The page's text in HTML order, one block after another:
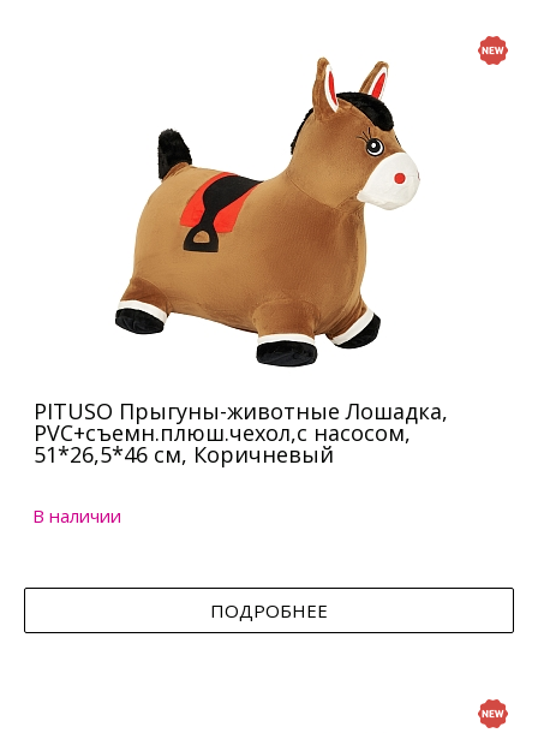
PITUSO Прыгуны-животные Лошадка,
PVC+съемн.плюш.чехол,с насосом,
51*26,5*46 см, Коричневый
В наличии
ПОДРОБНЕЕ